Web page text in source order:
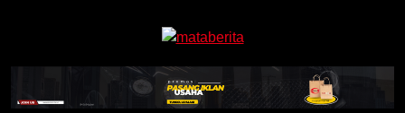
Mataberita